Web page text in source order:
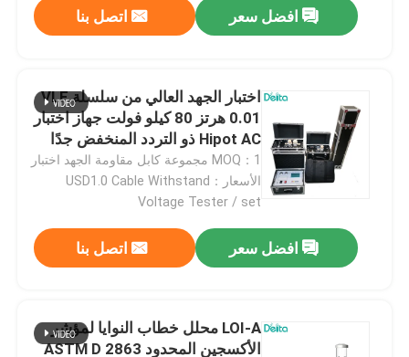
افضل سعر اتصل بنا
اختبار الجهد العالي من سلسلة VLF
0.01 هرتز 80 كيلو فولت جهاز اختبار
Hipot AC ذو التردد المنخفض جدًا
MOQ：1 مجموعة كابل مقاومة الجهد اختبار
الأسعار：USD1.0 Cable Withstand
Voltage Tester / set
افضل سعر اتصل بنا
LOI-A محلل خطاب النوايا لمؤشر
الأكسجين المحدود ASTM D 2863